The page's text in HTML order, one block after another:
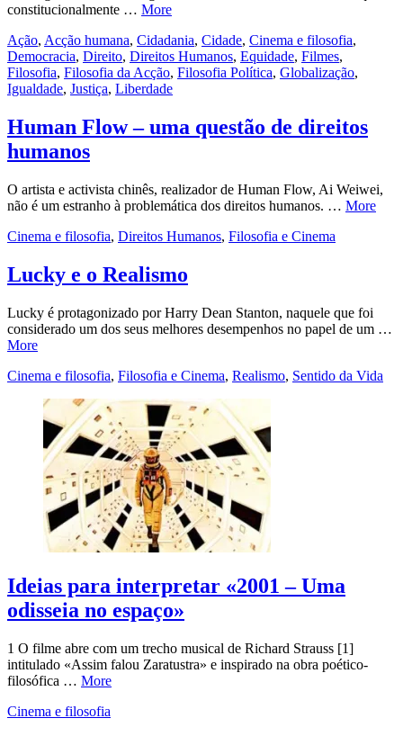
constitucionalmente … More
Ação, Acção humana, Cidadania, Cidade, Cinema e filosofia,
Democracia, Direito, Direitos Humanos, Equidade, Filmes,
Filosofia, Filosofia da Acção, Filosofia Política, Globalização,
Igualdade, Justiça, Liberdade
Human Flow – uma questão de direitos
humanos
O artista e activista chinês, realizador de Human Flow, Ai Weiwei,
não é um estranho à problemática dos direitos humanos. … More
Cinema e filosofia, Direitos Humanos, Filosofia e Cinema
Lucky e o Realismo
Lucky é protagonizado por Harry Dean Stanton, naquele que foi
considerado um dos seus melhores desempenhos no papel de um …
More
Cinema e filosofia, Filosofia e Cinema, Realismo, Sentido da Vida
Ideias para interpretar «2001 – Uma
odisseia no espaço»
1 O filme abre com um trecho musical de Richard Strauss [1]
intitulado «Assim falou Zaratustra» e inspirado na obra poético-
filosófica … More
Cinema e filosofia